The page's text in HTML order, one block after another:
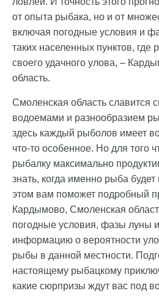
от опыта рыбака, но и от
включая погодные условия и
таких населенных пунктов, где
своего удачного улова, –
область.
Смоленская область славится
водоемами и разнообразием
здесь каждый рыболов имеет
что-то особенное. Но для того
рыбалку максимально
знать, когда именно рыба
этом вам поможет подробный
Кардымово, Смоленская
погодные условия, фазы луны
информацию о вероятности
рыбы в данной местности.
настоящему рыбацкому
какие сюрпризы ждут вас под